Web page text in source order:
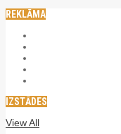
REKLĀMA
IZSTĀDES
View All